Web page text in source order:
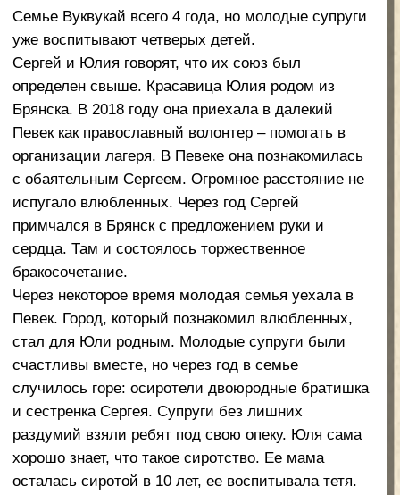
хорошо знает, что такое сиротство. Ее мама
осталась сиротой в 10 лет, ее воспитывала тетя.
Мама Юли выросла и взяла под опеку 6
мальчиков, всего в семье росло 10 детей. Поэтому
Миша и Омина стали для молодых родителей
настоящим счастьем. Михаил – спортсмен,
обожает баскетбол. Омина любит учиться,
активно участвует в жизни школы, занимается в
музыкальной школе по классу фортепиано.
Через некоторое время счастья в семье стало
Оба любят играть с папой в мяч, кататься на
снегоходе по тундре.
Глава семьи, Сергей Владимирович, работает
водителем в администрации, заочно учится в
Курском институте, на факультете
«Муниципальное управление». Обожает спорт с
детства – он выпускник спортивной школы по
направлению «Игровые виды спорта». Всех детей
молодой папа активно приобщает к физкультуре.
За победы в спортивных соревнованиях отмечен
почетными грамотами Управления социальной
политики администрации Чукотского
муниципального округа и района.
Его супруга Юлия Юрьевна по профессии повар-
кондитер. До замужества работала на Брянском
заводе полуфабрикатов. Любит баловать
домочадцев кулинарными вкусностями.
Молодые родители своим примером учат детей